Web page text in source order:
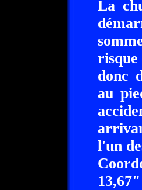
La
risque
donc
au
l'un